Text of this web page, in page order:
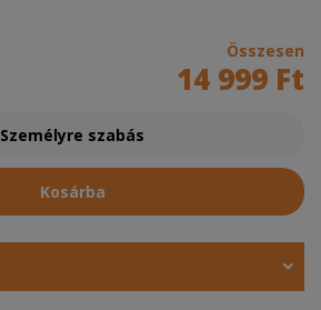
Összesen
14 999 Ft
Személyre szabás
Kosárba